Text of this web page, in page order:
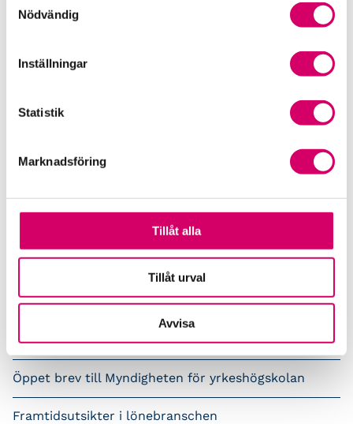
Nödvändig
Inställningar
Statistik
Marknadsföring
Tillåt alla
Tillåt urval
Avvisa
Pressrum
Påverkansarbete
Srf Fokusrapport 2024 – insikter för hållbart
Srf Nyhetsbevakning
Följ oss i sociala medier
Öppet brev till Myndigheten för yrkeshögskolan
Framtidsutsikter i lönebranschen